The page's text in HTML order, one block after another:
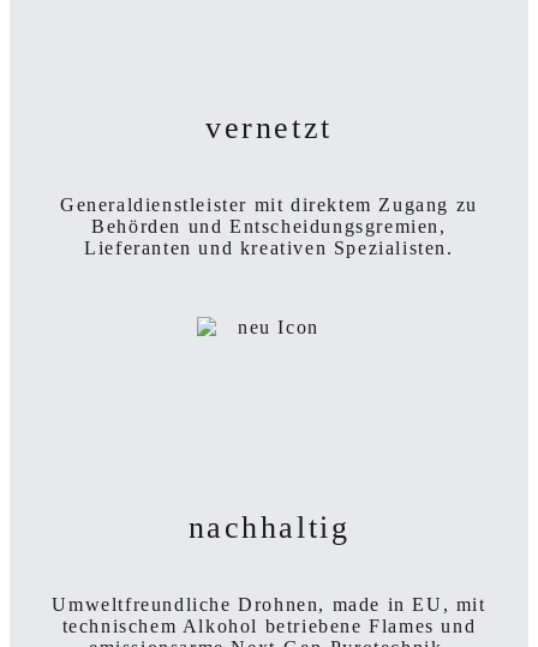
vernetzt
Generaldienstleister mit direktem Zugang zu
Behörden und Entscheidungs­gremien,
Lieferanten und kreativen Spezialisten.
nachhaltig
Umweltfreundliche Drohnen, made in EU, mit
technischem Alkohol betriebene Flames und